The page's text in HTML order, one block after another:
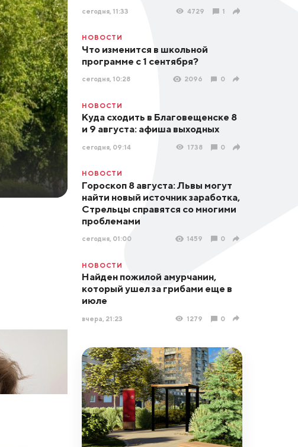
сегодня, 11:33 4729 1
НОВОСТИ
Что изменится в школьной
программе с 1 сентября?
сегодня, 10:28 2096 0
НОВОСТИ
Куда сходить в Благовещенске 8
и 9 августа: афиша выходных
сегодня, 09:14 1738 0
НОВОСТИ
Гороскоп 8 августа: Львы могут
найти новый источник заработка,
Стрельцы справятся со многими
проблемами
сегодня, 01:00 1459 0
НОВОСТИ
Найден пожилой амурчанин,
который ушел за грибами еще в
июле
вчера, 21:23 1279 0